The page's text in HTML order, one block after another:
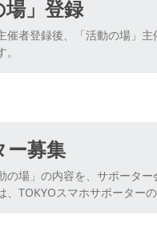
場」登録
催者登録後、「活動の場」
ー募集
の場」の内容を、サポータ
、TOKYOスマホサポーター